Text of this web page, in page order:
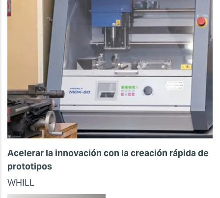
Acelerar la innovación con la creación rápida de
prototipos
WHILL